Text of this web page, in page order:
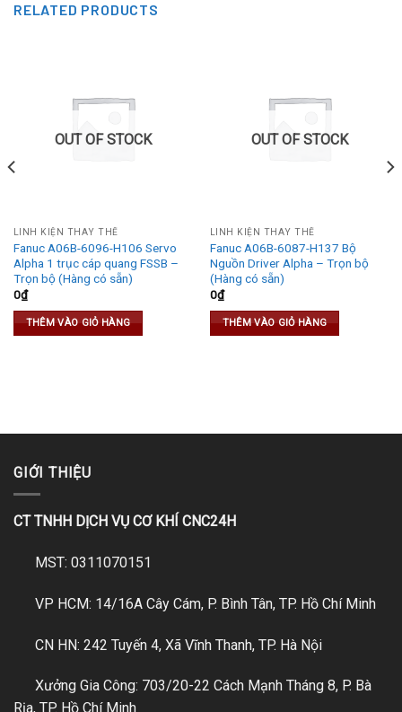
RELATED PRODUCTS
OUT OF STOCK
LINH KIỆN THAY THẾ
Fanuc A06B-6096-H106 Servo
Alpha 1 trục cáp quang FSSB –
Trọn bộ (Hàng có sẵn)
0₫
THÊM VÀO GIỎ HÀNG
OUT OF STOCK
LINH KIỆN THAY THẾ
Fanuc A06B-6087-H137 Bộ
Nguồn Driver Alpha – Trọn bộ
(Hàng có sẵn)
0₫
THÊM VÀO GIỎ HÀNG
GIỚI THIỆU
CT TNHH DỊCH VỤ CƠ KHÍ CNC24H
MST: 0311070151
VP HCM: 14/16A Cây Cám, P. Bình Tân, TP. Hồ Chí Minh
CN HN: 242 Tuyến 4, Xã Vĩnh Thanh, TP. Hà Nội
Xưởng Gia Công: 703/20-22 Cách Mạnh Tháng 8, P. Bà
Rịa, TP. Hồ Chí Minh